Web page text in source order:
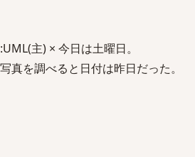
主) × 今日は土曜日。
真を調べると日付は昨日だった。